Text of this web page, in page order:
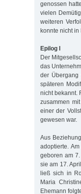
genossen
vielen
weiteren
konnte nicht
Epilog I
Der
das
der
späteren
nicht bekannt.
zusammen
einer der
gewesen war.
Aus
adoptierte.
geboren am
sie am 17.
ließ sich in
Maria
Ehemann